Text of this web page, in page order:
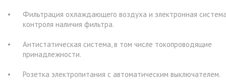
Фильтрация охлаждающего воздуха и электронная
контроля наличия фильтра.
Антистатическая система, в том числе токопроводящие
принадлежности.
Розетка электропитания с автоматическим выключателем.